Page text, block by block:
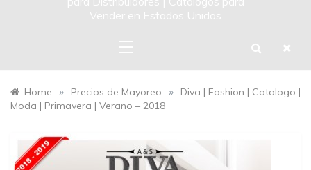
Vender en Estados Unidos
Home » Precios de Mayoreo »
Diva | Fashion | Catalogo |
Moda | Primavera | Verano – 2018